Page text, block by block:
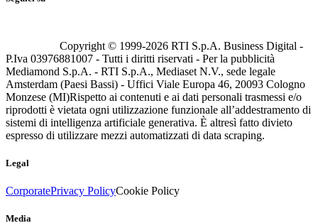
Copyright © 1999-2026 RTI S.p.A. Business Digital -
P.Iva 03976881007 - Tutti i diritti riservati - Per la pubblicità
Mediamond S.p.A. - RTI S.p.A., Mediaset N.V., sede legale
Amsterdam (Paesi Bassi) - Uffici Viale Europa 46, 20093 Cologno
Monzese (MI)Rispetto ai contenuti e ai dati personali trasmessi e/o
riprodotti è vietata ogni utilizzazione funzionale all’addestramento di
sistemi di intelligenza artificiale generativa. È altresì fatto divieto
espresso di utilizzare mezzi automatizzati di data scraping.
Legal
CorporatePrivacy PolicyCookie Policy
Media